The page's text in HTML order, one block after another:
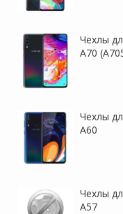
Чехлы
A70
Чехлы
A60
Чехлы
A57